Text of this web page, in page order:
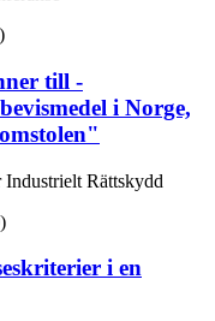
till -
i Norge,
Industrielt Rättskydd
i en